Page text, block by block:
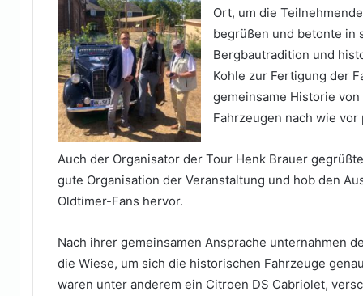
Ort, um die
begrüßen und betonte in
Bergbautradition und
Kohle zur Fertigung der
gemeinsame Historie
Fahrzeugen nach wie vor
Auch der Organisator der Tour Henk Brauer
gute Organisation der Veranstaltung und hob den
Oldtimer-Fans hervor.
Nach ihrer gemeinsamen Ansprache unternahmen
die Wiese, um sich die historischen Fahrzeuge
waren unter anderem ein Citroen DS Cabriolet,